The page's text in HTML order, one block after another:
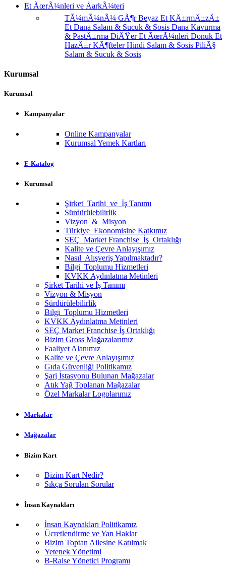
Et ÃœrÃ¼nleri ve ÅarkÃ¼teri
TÃ¼mÃ¼nÃ¼ GÃ¶rBeyaz Et KÄ±rmÄ±zÄ±
Et Dana Salam & Sucuk & Sosis Dana Kavurma
& PastÄ±rma DiÄŸer Et ÃœrÃ¼nleri Donuk Et
HazÄ±r KÃ¶ftelerHindi Salam & Sosis PiliÃ§
Salam & Sucuk & Sosis
Kurumsal
Kurumsal
Kampanyalar
Online Kampanyalar
Kurumsal Yemek Kartları
E-Katalog
Kurumsal
Şirket Tarihi ve İş Tanımı
Sürdürülebilirlik
Vizyon & Misyon
Türkiye Ekonomisine Katkımız
SEÇ Market Franchise İş Ortaklığı
Kalite ve Çevre Anlayışımız
Nasıl Alışveriş Yapılmaktadır?
Bilgi Toplumu Hizmetleri
KVKK Aydınlatma Metinleri
Şirket Tarihi ve İş Tanımı
Vizyon & Misyon
Sürdürülebilirlik
Bilgi Toplumu Hizmetleri
KVKK Aydınlatma Metinleri
SEÇ Market Franchise İş Ortaklığı
Bizim Gross Mağazalarımız
Faaliyet Alanımız
Kalite ve Çevre Anlayışımız
Gıda Güvenliği Politikamız
Şarj İstasyonu Bulunan Mağazalar
Atık Yağ Toplanan Mağazalar
Özel Markalar Logolarımız
Markalar
Mağazalar
Bizim Kart
Bizim Kart Nedir?
Sıkça Sorulan Sorular
İnsan Kaynakları
İnsan Kaynakları Politikamız
Ücretlendirme ve Yan Haklar
Bizim Toptan Ailesine Katılmak
Yetenek Yönetimi
B-Raise Yönetici Programı